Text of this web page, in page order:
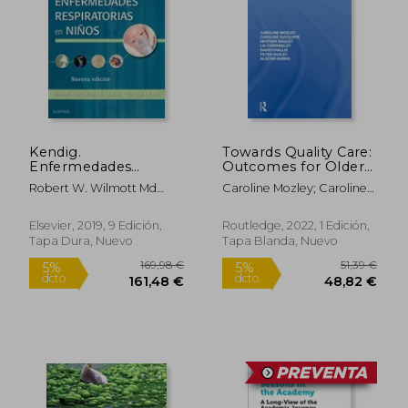
5%
dcto.
29,41 € 5%
dcto.
Kendig.
Enfermedades
Respiratorias en
Niños - 9ª Edición
Robert W. Wilmott Md
Frcp Frcpch; Robin R
Deterding Md; Felix Ratjen
Md Phd Frcpc; Peter Sly
Mbbs Md Fracp Dsc;
Heather Zar Md; Albert Li
Elsevier, 2019, 9 Edición,
Tapa Dura, Nuevo
Towards Quality Care:
Outcomes for Older
People in Care
Homes (en Inglés)
Caroline Mozley; Caroline
Lis Cordingley; David
Challis; Peter Huxley;
Alistair Burns
Routledge, 2022, 1 Edición,
Tapa Blanda, Nuevo